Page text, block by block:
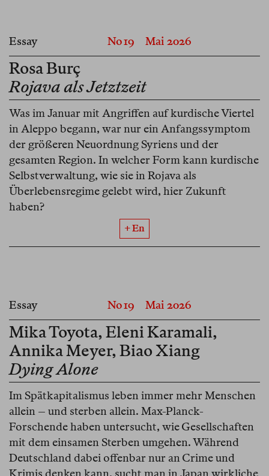
Essay No 19 Mai 2026
Rosa Burç
Rojava als Jetztzeit
Was im Januar mit Angriffen auf kurdische Viertel
in Aleppo begann, war nur ein Anfangssymptom
der größeren Neuordnung Syriens und der
gesamten Region. In welcher Form kann kurdische
Selbstverwaltung, wie sie in Rojava als
Überlebensregime gelebt wird, hier Zukunft
haben?
+ En
Essay No 19 Mai 2026
Mika Toyota, Eleni Karamali,
Annika Meyer, Biao Xiang
Dying Alone
Im Spätkapitalismus leben immer mehr Menschen
allein – und sterben allein. Max-Planck-
Forschende haben untersucht, wie Gesellschaften
mit dem einsamen Sterben umgehen. Während
Deutschland dabei offenbar nur an Crime und
Krimis denken kann, sucht man in Japan wirkliche